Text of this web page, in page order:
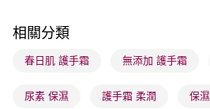
物流公司進行物流配送
每筆HK$65.00，滿HK$300.00或以上免
(香港門市) 只顯示可選門市。確認發貨
相關分類
春日肌 護手霜 無添加 護手霜
尿素 保濕 護手霜 柔潤 保